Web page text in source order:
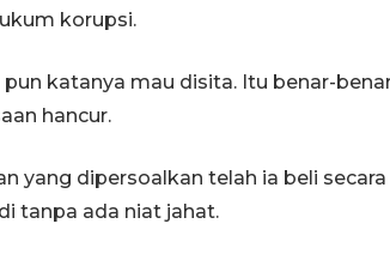
korupsi.
katanya mau disita. Itu benar-
hancur.
yang dipersoalkan telah ia beli
tanpa ada niat jahat.